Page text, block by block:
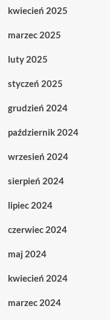
kwiecień 2025
marzec 2025
luty 2025
styczeń 2025
grudzień 2024
październik 2024
wrzesień 2024
sierpień 2024
lipiec 2024
czerwiec 2024
maj 2024
kwiecień 2024
marzec 2024